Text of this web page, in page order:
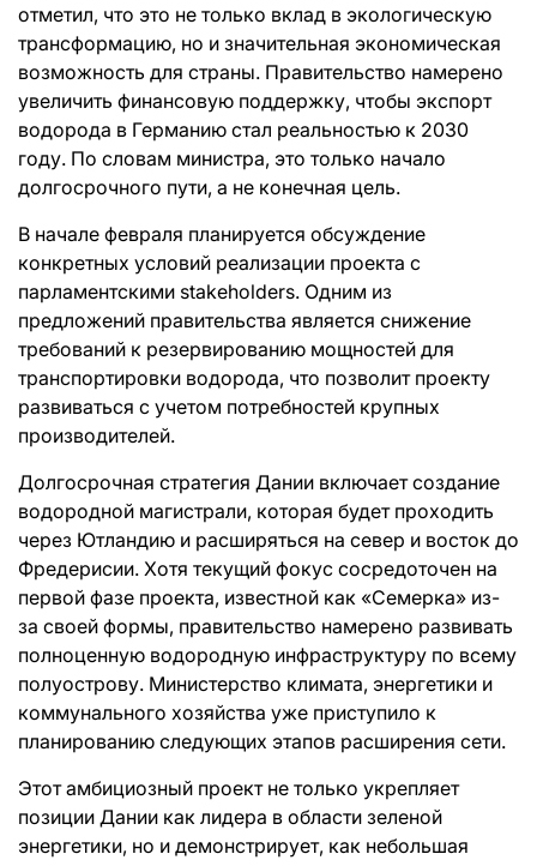
отметил, что это не только вклад в экологическую
трансформацию, но и значительная экономическая
возможность для страны. Правительство намерено
увеличить финансовую поддержку, чтобы экспорт
водорода в Германию стал реальностью к 2030
году. По словам министра, это только начало
долгосрочного пути, а не конечная цель.
В начале февраля планируется обсуждение
конкретных условий реализации проекта с
парламентскими stakeholders. Одним из
предложений правительства является снижение
требований к резервированию мощностей для
транспортировки водорода, что позволит проекту
развиваться с учетом потребностей крупных
производителей.
Долгосрочная стратегия Дании включает создание
водородной магистрали, которая будет проходить
через Ютландию и расширяться на север и восток до
Фредерисии. Хотя текущий фокус сосредоточен на
первой фазе проекта, известной как «Семерка» из-
за своей формы, правительство намерено развивать
полноценную водородную инфраструктуру по всему
полуострову. Министерство климата, энергетики и
коммунального хозяйства уже приступило к
планированию следующих этапов расширения сети.
Этот амбициозный проект не только укрепляет
позиции Дании как лидера в области зеленой
энергетики, но и демонстрирует, как небольшая